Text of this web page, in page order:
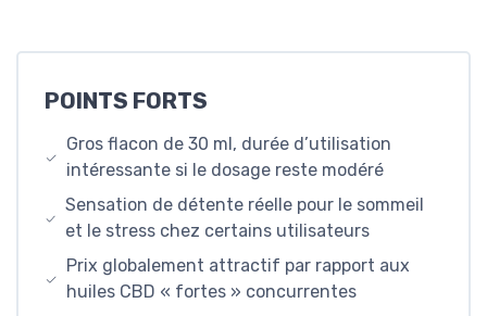
POINTS FORTS
Gros flacon de 30 ml, durée d’utilisation
intéressante si le dosage reste modéré
Sensation de détente réelle pour le sommeil
et le stress chez certains utilisateurs
Prix globalement attractif par rapport aux
huiles CBD « fortes » concurrentes